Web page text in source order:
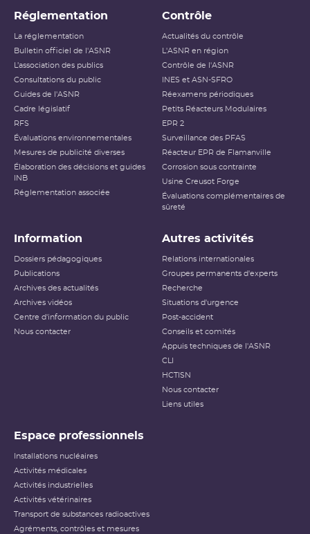
Réglementation
La réglementation
Bulletin officiel de l'ASNR
L’association des publics
Consultations du public
Guides de l'ASNR
Cadre législatif
RFS
Évaluations environnementales
Mesures de publicité diverses
Élaboration des décisions et guides
INB
Réglementation associée
Contrôle
Actualités du contrôle
L'ASNR en région
Contrôle de l'ASNR
INES et ASN-SFRO
Réexamens périodiques
Petits Réacteurs Modulaires
EPR 2
Surveillance des PFAS
Réacteur EPR de Flamanville
Corrosion sous contrainte
Usine Creusot Forge
Évaluations complémentaires de
sûreté
Information
Dossiers pédagogiques
Publications
Archives des actualités
Archives vidéos
Centre d'information du public
Nous contacter
Autres activités
Relations internationales
Groupes permanents d'experts
Recherche
Situations d'urgence
Post-accident
Conseils et comités
Appuis techniques de l'ASNR
CLI
HCTISN
Nous contacter
Liens utiles
Espace professionnels
Installations nucléaires
Activités médicales
Activités industrielles
Activités vétérinaires
Transport de substances radioactives
Agréments, contrôles et mesures